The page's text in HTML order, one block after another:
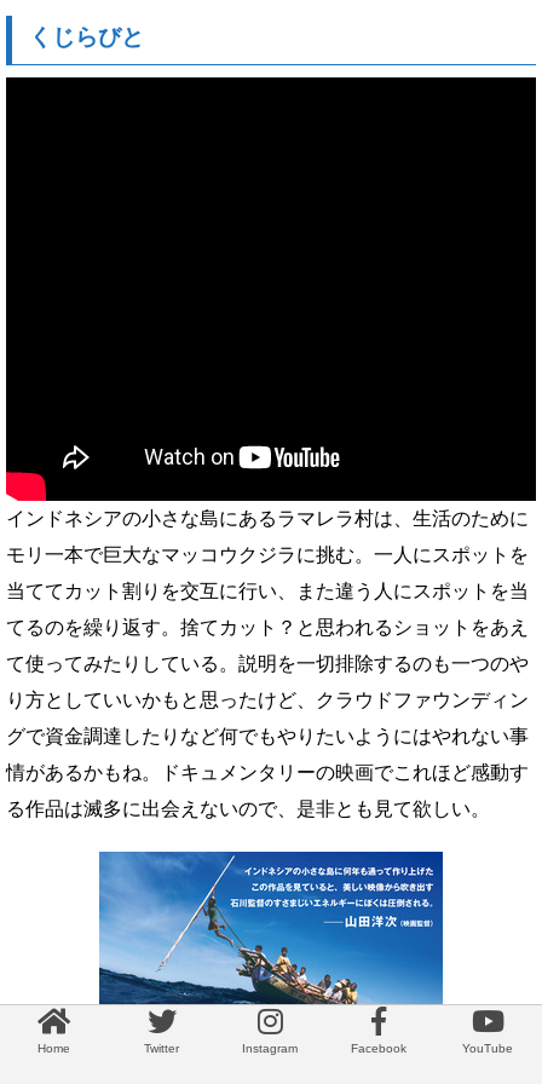
くじらびと
インドネシアの小さな島にあるラマレラ村は、生活のために
モリ一本で巨大なマッコウクジラに挑む。一人にスポットを
当ててカット割りを交互に行い、また違う人にスポットを当
てるのを繰り返す。捨てカット？と思われるショットをあえ
て使ってみたりしている。説明を一切排除するのも一つのや
り方としていいかもと思ったけど、クラウドファウンディン
グで資金調達したりなど何でもやりたいようにはやれない事
情があるかもね。ドキュメンタリーの映画でこれほど感動す
る作品は滅多に出会えないので、是非とも見て欲しい。
Home Twitter Instagram Facebook YouTube